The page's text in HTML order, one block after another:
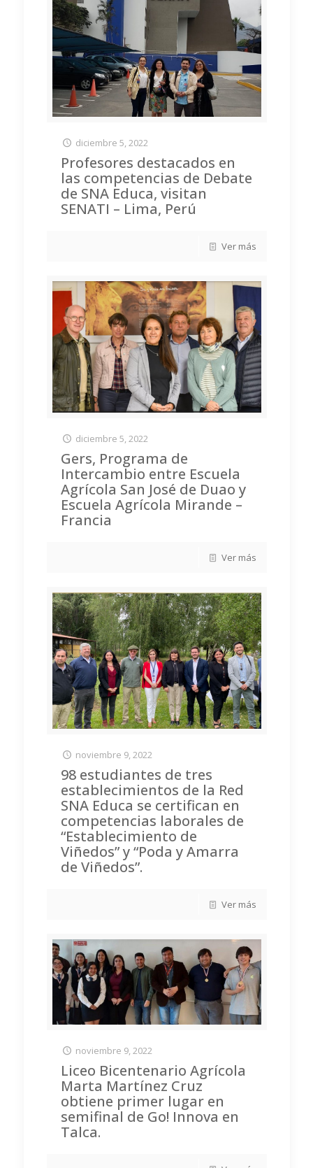
diciembre 5, 2022
Profesores destacados en
las competencias de Debate
de SNA Educa, visitan
SENATI – Lima, Perú
Ver más
diciembre 5, 2022
Gers, Programa de
Intercambio entre Escuela
Agrícola San José de Duao y
Escuela Agrícola Mirande –
Francia
Ver más
noviembre 9, 2022
98 estudiantes de tres
establecimientos de la Red
SNA Educa se certifican en
competencias laborales de
“Establecimiento de
Viñedos” y “Poda y Amarra
de Viñedos”.
Ver más
noviembre 9, 2022
Liceo Bicentenario Agrícola
Marta Martínez Cruz
obtiene primer lugar en
semifinal de Go! Innova en
Talca.